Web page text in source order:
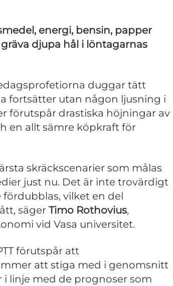
energi, bensin, papper
djupa hål i löntagarnas
duggar tätt
fortsätter utan någon ljusning i
förutspår drastiska höjningar av
en allt sämre köpkraft för
skräckscenarier som målas
just nu. Det är inte trovärdigt
vilket en del
säger Timo Rothovius,
vid Vasa universitet.
förutspår att
att stiga med i genomsnitt
i linje med de prognoser som